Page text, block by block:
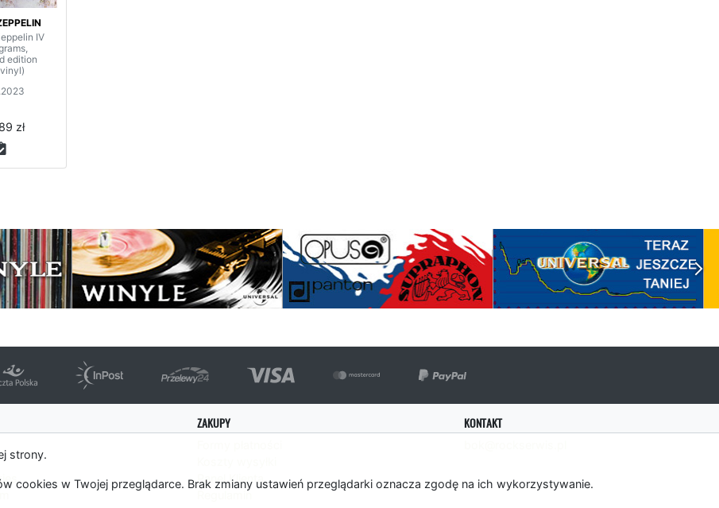
strony.
cookies w Twojej przeglądarce. Brak zmiany ustawień przeglądarki oznacza zgodę na ich wykorzystywanie.
IV
edition
zł
ZAKUPY
Panel Klienta
KONTAKT